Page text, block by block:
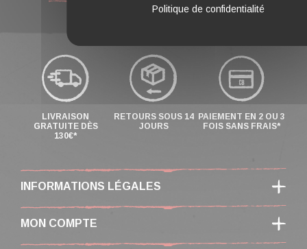
LIVRAISON
GRATUITE DÈS
130€*
RETOURS SOUS 14
JOURS
PAIEMENT EN 2 OU 3
FOIS SANS FRAIS*
INFORMATIONS LÉGALES
MON COMPTE
Politique de confidentialité